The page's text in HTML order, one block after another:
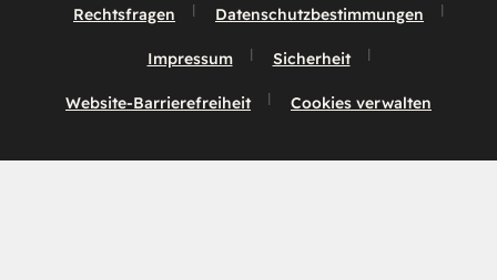
Rechtsfragen Datenschutzbestimmungen
Impressum Sicherheit
Website-Barrierefreiheit Cookies verwalten